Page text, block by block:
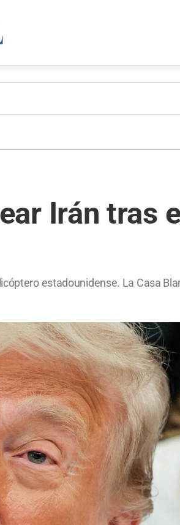
Irán tras
estadounidense. La Casa